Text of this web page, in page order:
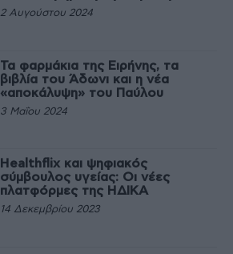
2 Αυγούστου 2024
Τα φαρμάκια της Ειρήνης, τα
βιβλία του Άδωνι και η νέα
«αποκάλυψη» του Παύλου
3 Μαΐου 2024
Healthflix και ψηφιακός
σύμβουλος υγείας: Οι νέες
πλατφόρμες της ΗΔΙΚΑ
14 Δεκεμβρίου 2023